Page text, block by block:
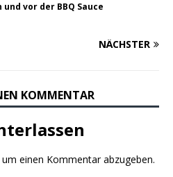
vor der BBQ Sauce
NÄCHSTER
KOMMENTAR
einen Kommentar abzugeben.